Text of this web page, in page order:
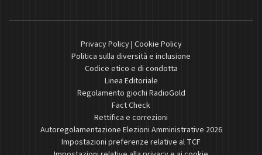
Privacy Policy| Cookie Policy
Politica sulla diversità e inclusione
Codice etico e di condotta
Linea Editoriale
Regolamento giochi RadioGold
Fact Check
Rettifica e correzioni
Autoregolamentazione Elezioni Amministrative 2026
Impostazioni preferenze relative al TCF